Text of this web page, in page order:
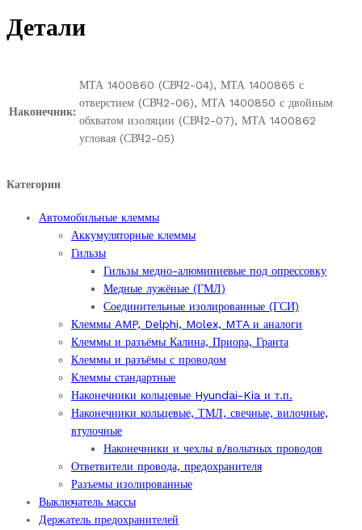
Детали
Наконечник:
МТА 1400860 (СВЧ2-04), МТА 1400865 с
отверстием (СВЧ2-06), МТА 1400850 с двойным
обхватом изоляции (СВЧ2-07), МТА 1400862
угловая (СВЧ2-05)
Категории
Автомобильные клеммы
Аккумуляторные клеммы
Гильзы
Гильзы медно-алюминиевые под опрессовку
Медные лужёные (ГМЛ)
Соединительные изолированные (ГСИ)
Клеммы AMP, Delphi, Molex, MTA и аналоги
Клеммы и разъёмы Калина, Приора, Гранта
Клеммы и разъёмы с проводом
Клеммы стандартные
Наконечники кольцевые Hyundai-Kia и т.п.
Наконечники кольцевые, ТМЛ, свечные, вилочные,
втулочные
Наконечники и чехлы в/вольтных проводов
Ответвители провода, предохранителя
Разъемы изолированные
Выключатель массы
Держатель предохранителей